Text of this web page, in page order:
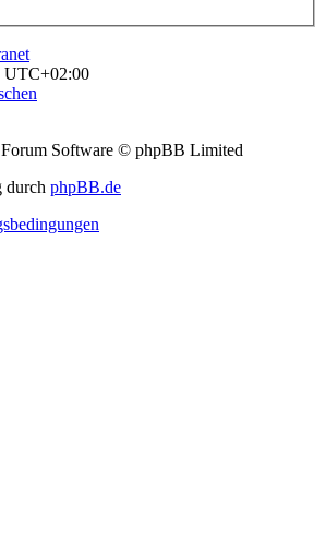
UTC+02:00
Software © phpBB Limited
durch phpBB.de